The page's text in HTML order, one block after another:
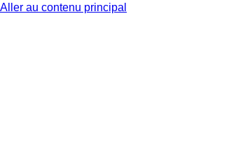
Aller au contenu principal